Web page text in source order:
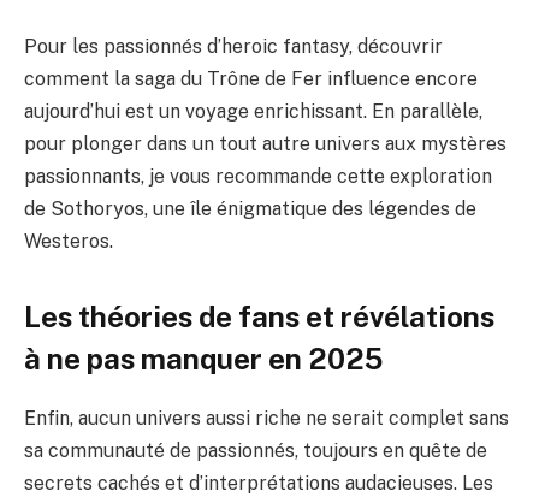
Pour les passionnés d’heroic fantasy, découvrir
comment la saga du Trône de Fer influence encore
aujourd’hui est un voyage enrichissant. En parallèle,
pour plonger dans un tout autre univers aux mystères
passionnants, je vous recommande cette exploration
de Sothoryos, une île énigmatique des légendes de
Westeros.
Les théories de fans et révélations
à ne pas manquer en 2025
Enfin, aucun univers aussi riche ne serait complet sans
sa communauté de passionnés, toujours en quête de
secrets cachés et d’interprétations audacieuses. Les